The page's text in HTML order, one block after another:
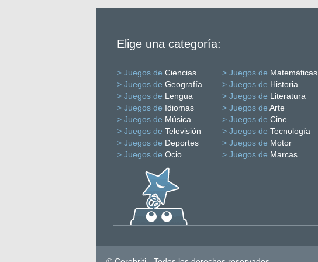
Elige una categoría:
> Juegos de Ciencias > Juegos de Matemáticas
> Juegos de Geografía > Juegos de Historia
> Juegos de Lengua > Juegos de Literatura
> Juegos de Idiomas > Juegos de Arte
> Juegos de Música > Juegos de Cine
> Juegos de Televisión > Juegos de Tecnología
> Juegos de Deportes > Juegos de Motor
> Juegos de Ocio > Juegos de Marcas